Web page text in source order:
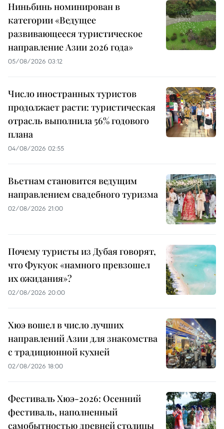
Ниньбинь номинирован в
категории «Ведущее
развивающееся туристическое
направление Азии 2026 года»
05/08/2026 03:12
Число иностранных туристов
продолжает расти: туристическая
отрасль выполнила 56% годового
плана
04/08/2026 02:55
Вьетнам становится ведущим
направлением свадебного туризма
02/08/2026 21:00
Почему туристы из Дубая говорят,
что Фукуок «намного превзошел
их ожидания»?
02/08/2026 20:00
Хюэ вошел в число лучших
направлений Азии для знакомства
с традиционной кухней
02/08/2026 18:00
Фестиваль Хюэ-2026: Осенний
фестиваль, наполненный
самобытностью древней столицы